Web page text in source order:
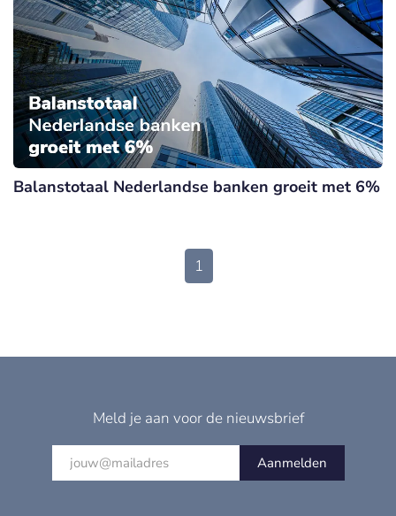
Balanstotaal Nederlandse banken groeit met 6%
1
Meld je aan voor de nieuwsbrief
Aanmelden